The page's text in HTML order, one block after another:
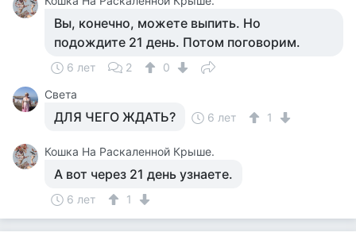
Вы, конечно, можете выпить. Но
подождите 21 день. Потом поговорим.
6 лет 2
0
Света
ДЛЯ ЧЕГО ЖДАТЬ? 6 лет 1
Кошка На Раскаленной Крыше.
А вот через 21 день узнаете.
6 лет 1